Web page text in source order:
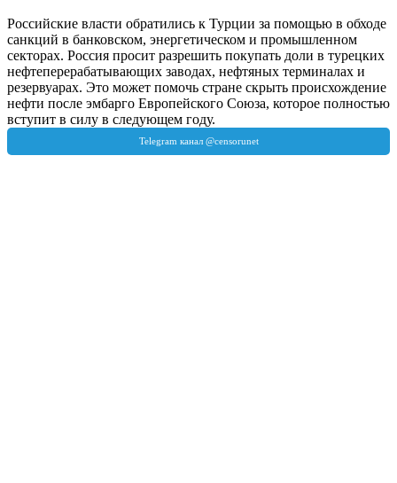
Российские власти обратились к Турции за помощью в обходе
санкций в банковском, энергетическом и промышленном
секторах. Россия просит разрешить покупать доли в турецких
нефтеперерабатывающих заводах, нефтяных терминалах и
резервуарах. Это может помочь стране скрыть происхождение
нефти после эмбарго Европейского Союза, которое полностью
вступит в силу в следующем году.